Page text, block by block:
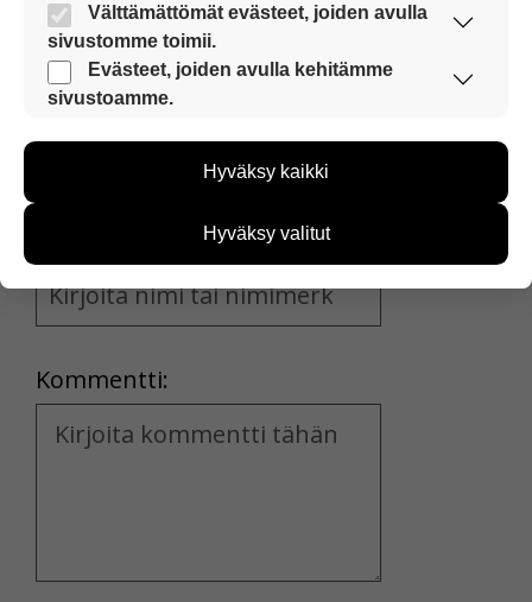
Voit kirjoittaa mielipiteesi
uutisesta
kommenttilaatikkoon.
nimesi tai keksiä nimimerkki.
Nimi tai nimimerkki:First
Name
and
Kommentti:
Kommentti
Välttämättömät evästeet, joiden avulla
sivustomme toimii.
Nämä evästeet ovat aina käytössä, jotta
sivustoamme voi käyttää sujuvasti ja turvallisesti.
Evästeet, joiden avulla kehitämme
sivustoamme.
kehittää sivustoamme vastaamaan paremmin
kävijämääristä ja siitä, mitä sivuja käytetään ja
miten sivuilla liikutaan. Emme kuitenkaan kerää
yksittäiseen käyttäjään.
Hyväksy kaikki
Hyväksy valitut